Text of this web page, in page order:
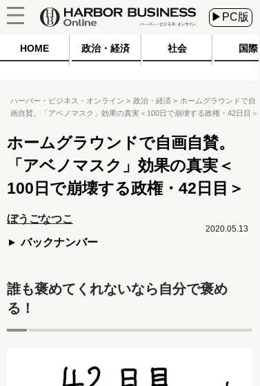
▶PC版
HOME 政治・経済 社会 国際
ハーバー・ビジネス・オンライン 政治・経済
ホームグラウンドで自
画自賛。「アベノマスク」効果の真実＜100日で崩壊する政権・42日目＞
ホームグラウンドで自画自賛。
「アベノマスク」効果の真実＜
100日で崩壊する政権・42日目＞
ぼうごなつこ
バックナンバー
2020.05.13
誰も褒めてくれないなら自分で褒め
る！